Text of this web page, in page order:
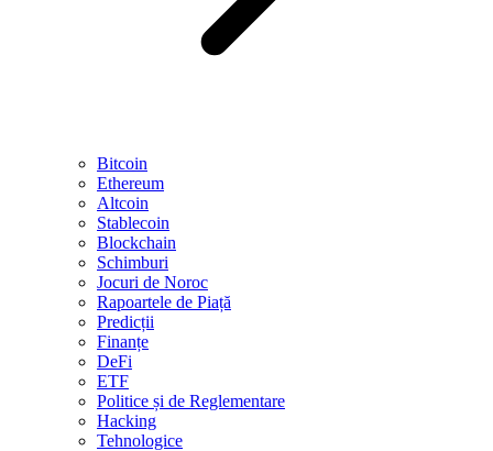
Bitcoin
Ethereum
Altcoin
Stablecoin
Blockchain
Schimburi
Jocuri de Noroc
Rapoartele de Piață
Predicții
Finanțe
DeFi
ETF
Politice și de Reglementare
Hacking
Tehnologice